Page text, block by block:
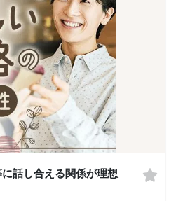
に話し合える関係が理想